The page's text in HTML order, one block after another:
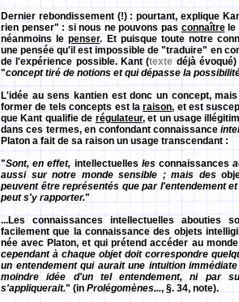
Dernier rebondissement (!) : pourtant, explique
rien penser" : si nous ne pouvons pas connaîtrele
néanmoins lepenser. Et puisque toute notre
une pensée qu'il est impossible de "traduire" en
de l'expérience possible. Kant (texte déjà
"concept tiré de notions et qui dépasse la
L'idée au sens kantien est donc un concept,
former de tels concepts est laraison, et est
que Kant qualifie de régulateur, et un usage
dans ces termes, en confondant connaissance
Platon a fait de sa raison un usage transcendant :
"Sont, en effet, intellectuelles les connaissances
aussi sur notre monde sensible ; mais des
peuvent être représentés que par l'entendement
peut s'y rapporter."
...Les connaissances intellectuelles abouties
facilement que la connaissance des objets
née avec Platon, et qui prétend accéder au
cependant à chaque objet doit correspondre
un entendement qui aurait une intuition
moindre idée d'un tel entendement, ni par
s'appliquerait." (in Prolégomènes..., §. 34, note).